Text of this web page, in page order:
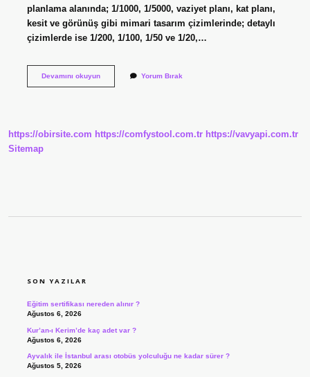
planlama alanında; 1/1000, 1/5000, vaziyet planı, kat planı,
kesit ve görünüş gibi mimari tasarım çizimlerinde; detaylı
çizimlerde ise 1/200, 1/100, 1/50 ve 1/20,…
Devamını okuyunSistem
Yorum Bırak
https://obirsite.com https://comfystool.com.tr https://vavyapi.com.tr
Sitemap
SON YAZILAR
Eğitim sertifikası nereden alınır ?
Ağustos 6, 2026
Kur’an-ı Kerim’de kaç adet var ?
Ağustos 6, 2026
Ayvalık ile İstanbul arası otobüs yolculuğu ne kadar sürer ?
Ağustos 5, 2026